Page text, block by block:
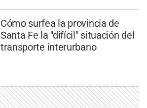
Cómo surfea la provincia de
Santa Fe la "difícil" situación del
transporte interurbano